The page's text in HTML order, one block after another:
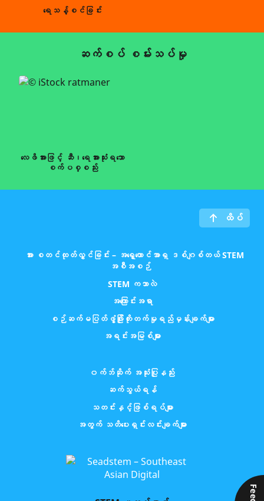
ရေသန့်စင်ခြင်း
ဆက်စပ် စမ်းသပ်မှု
လေဖိအားဖြင့် ဆီ၊ရေအားသုံးရသော
စက်ပစ္စည်း
ထိပ်
အား စတင်ထုတ်လွှင်ခြင်း – အရှေ့တောင်အာရှ ဒစ်ဂျစ်တယ် STEM
အစီအစဉ်
STEM ကဘာလဲ
အကြောင်းအရာ
စဉ်ဆက်မပြတ်ဖွံ့ဖြိုးတိုးတက်မှုရည်မှန်းချက်များ
အရင်းအမြစ်များ
၀က်ဘ်ဆိုက် အသုံးပြုနည်း
ဆက်သွယ်ရန်
သတင်းနှင့်ဖြစ်ရပ်များ
အတွက် သတိပေးရှင်းလင်းချက်များ